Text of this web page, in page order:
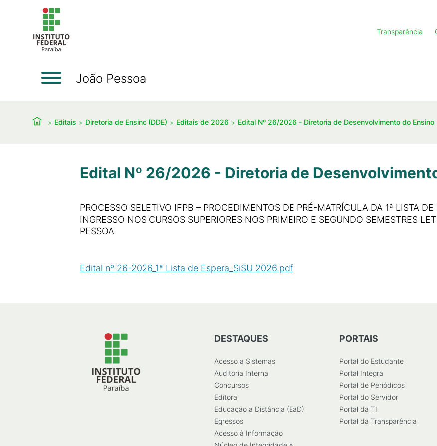
Transparência
João Pessoa
Editais Diretoria de Ensino (DDE) Editais de 2026 Edital Nº 26/2026 - Diretoria de Desenvolvimento do Ensino
Edital Nº 26/2026 - Diretoria de
PROCESSO SELETIVO IFPB – PROCEDIMENTOS DE PRÉ-MATRÍCULA DA 1ª LISTA
INGRESSO NOS CURSOS SUPERIORES NOS PRIMEIRO E SEGUNDO SEMESTRES
PESSOA
Edital nº 26-2026_1ª Lista de Espera_SiSU 2026.pdf
DESTAQUES
Acesso a Sistemas
Auditoria Interna
Concursos
Editora
Educação a Distância (EaD)
Egressos
Acesso à Informação
PORTAIS
Portal do Estudante
Portal Integra
Portal de Periódicos
Portal do Servidor
Portal da TI
Portal da Transparência